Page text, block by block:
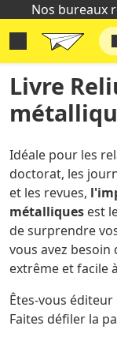
Nos bureaux
Livre
Idéale pour les
doctorat, les
et les revues,
métalliques est
de surprendre
vous avez
extrême et facile
Êtes-vous
Faites défiler la